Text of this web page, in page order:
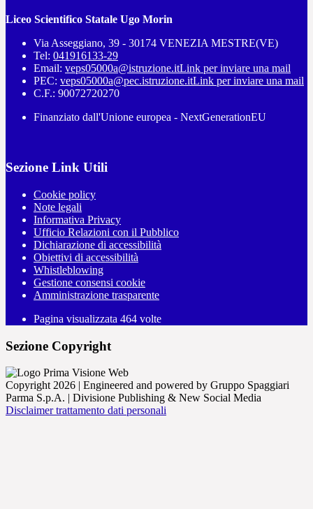
Liceo Scientifico Statale Ugo Morin
Via Asseggiano, 39 - 30174 VENEZIA MESTRE(VE)
Tel: 041916133-29
Email: veps05000a@istruzione.itLink per inviare una mail
PEC: veps05000a@pec.istruzione.itLink per inviare una mail
C.F.: 90072720270
Finanziato dall'Unione europea - NextGenerationEU
Sezione Link Utili
Cookie policy
Note legali
Informativa Privacy
Ufficio Relazioni con il Pubblico
Dichiarazione di accessibilità
Obiettivi di accessibilità
Whistleblowing
Gestione consensi cookie
Amministrazione trasparente
Pagina visualizzata 464 volte
Sezione Copyright
Copyright 2026 | Engineered and powered by Gruppo Spaggiari
Parma S.p.A. | Divisione Publishing & New Social Media
Disclaimer trattamento dati personali